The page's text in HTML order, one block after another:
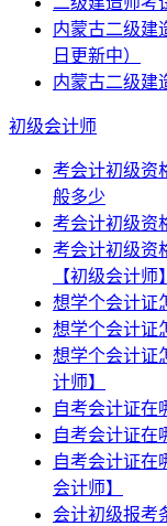
内蒙古二级建
日更新中）
内蒙古二级建
初级会计师
考会计初级资
般多少
考会计初级资
考会计初级资
【初级会计师】
想学个会计证
想学个会计证
想学个会计证
计师】
自考会计证在
自考会计证在
自考会计证在
会计师】
会计初级报考